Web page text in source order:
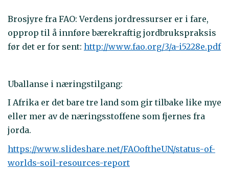
Brosjyre fra FAO: Verdens jordressurser er i fare,
opprop til å innføre bærekraftig jordbrukspraksis
før det er for sent: http://www.fao.org/3/a-i5228e.pdf
Uballanse i næringstilgang:
I Afrika er det bare tre land som gir tilbake like mye
eller mer av de næringsstoffene som fjernes fra
jorda.
https://www.slideshare.net/FAOoftheUN/status-of-
worlds-soil-resources-report